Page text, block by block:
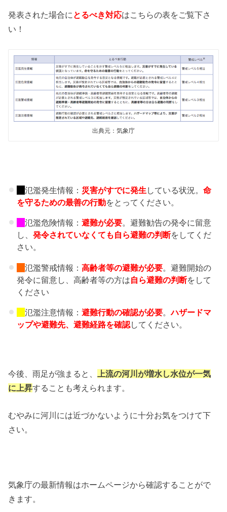
発表された場合に とるべき対応はこちらの表をご覧下さ
い！
出典元：気象庁
氾濫発生情報： 災害がすでに発生 している状況。 命
を守るための最善の行動をとってください。
氾濫危険情報： 避難が必要。避難勧告の発令に留意
し、 発令されていなくても自ら避難の判断をしてくだ
さい。
氾濫警戒情報： 高齢者等の避難が必要。避難開始の
発令に留意し、高齢者等の方は自ら避難の判断をして
ください
氾濫注意情報： 避難行動の確認が必要。ハザードマ
ップや避難先、 避難経路を確認してください。
今後、雨足が強まると、
上流の河川が増水し水位が一気
に上昇することも考えられます。
むやみに河川には近づかないように十分お気をつけて下
さい。
気象庁の最新情報はホームページから確認することがで
きます。